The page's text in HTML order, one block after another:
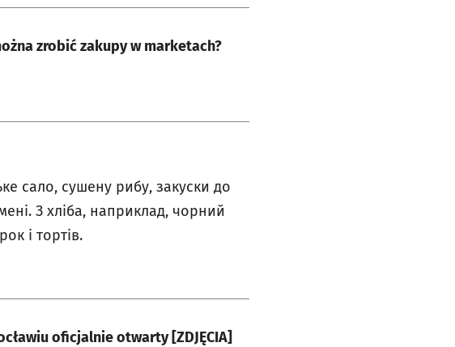
zrobić zakupy w marketach?
сало, сушену рибу, закуски до
З хліба, наприклад, чорний
і тортів.
oficjalnie otwarty [ZDJĘCIA]